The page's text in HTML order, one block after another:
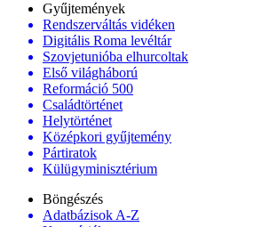
Gyűjtemények
Rendszerváltás vidéken
Digitális Roma levéltár
Szovjetunióba elhurcoltak
Első világháború
Reformáció 500
Családtörténet
Helytörténet
Középkori gyűjtemény
Pártiratok
Külügyminisztérium
Böngészés
Adatbázisok A-Z